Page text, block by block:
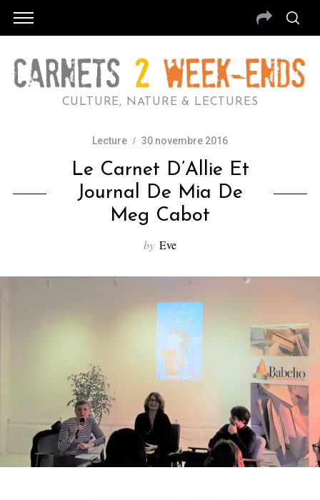
CULTURE, NATURE & LECTURES
Lecture 30 novembre 2016
Le Carnet D’Allie Et
Journal De Mia De
Meg Cabot
by Eve